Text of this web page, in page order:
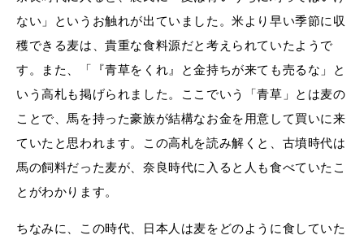
ない」というお触れが出ていました。米より早い季節に収
穫できる麦は、貴重な食料源だと考えられていたようで
す。また、「『青草をくれ』と金持ちが来ても売るな」と
いう高札も掲げられました。ここでいう「青草」とは麦の
ことで、馬を持った豪族が結構なお金を用意して買いに来
ていたと思われます。この高札を読み解くと、古墳時代は
馬の飼料だった麦が、奈良時代に入ると人も食べていたこ
とがわかります。
ちなみに、この時代、日本人は麦をどのように食していた